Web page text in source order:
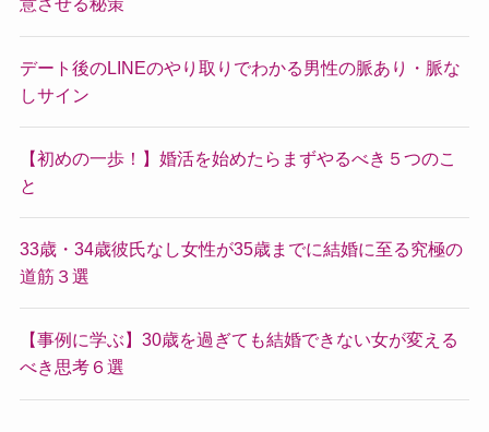
デート後のLINEのやり取りでわかる男性の脈あり・脈な
しサイン
【初めの一歩！】婚活を始めたらまずやるべき５つのこ
と
33歳・34歳彼氏なし女性が35歳までに結婚に至る究極の
道筋３選
【事例に学ぶ】30歳を過ぎても結婚できない女が変える
べき思考６選